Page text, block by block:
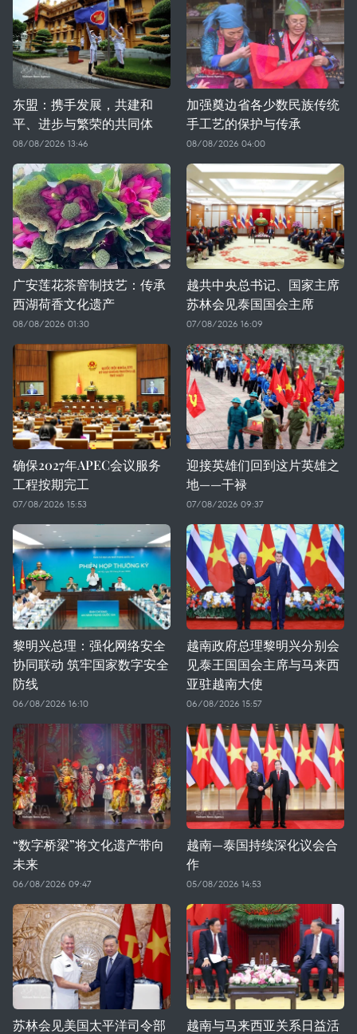
东盟：携手发展，共建和
平、进步与繁荣的共同体
08/08/2026 13:46
加强奠边省各少数民族传统
手工艺的保护与传承
08/08/2026 04:00
广安莲花茶窨制技艺：传承
西湖荷香文化遗产
08/08/2026 01:30
越共中央总书记、国家主席
苏林会见泰国国会主席
07/08/2026 16:09
确保2027年APEC会议服务
工程按期完工
07/08/2026 15:53
迎接英雄们回到这片英雄之
地——干禄
07/08/2026 09:37
黎明兴总理：强化网络安全
协同联动 筑牢国家数字安全
防线
06/08/2026 16:10
越南政府总理黎明兴分别会
见泰王国国会主席与马来西
亚驻越南大使
06/08/2026 15:57
“数字桥梁”将文化遗产带向
未来
06/08/2026 09:47
越南—泰国持续深化议会合
作
05/08/2026 14:53
苏林会见美国太平洋司令部
越南与马来西亚关系日益活